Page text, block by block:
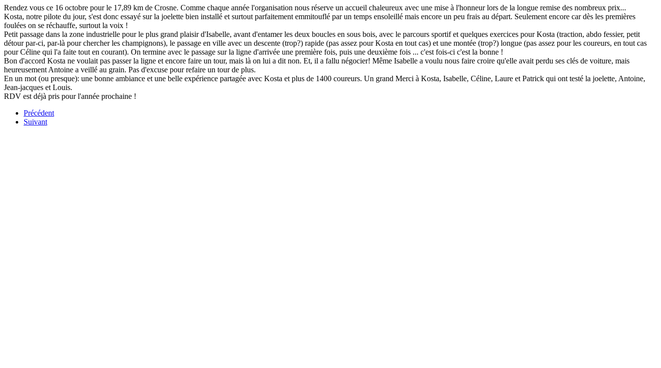
Rendez vous ce 16 octobre pour le 17,89 km de Crosne. Comme chaque année l'organisation nous réserve un accueil chaleureux avec une mise à l'honneur lors de la longue remise des nombreux prix...
Kosta, notre pilote du jour, s'est donc essayé sur la joelette bien installé et surtout parfaitement emmitouflé par un temps ensoleillé mais encore un peu frais au départ. Seulement encore car dès les premières
foulées on se réchauffe, surtout la voix !
Petit passage dans la zone industrielle pour le plus grand plaisir d'Isabelle, avant d'entamer les deux boucles en sous bois, avec le parcours sportif et quelques exercices pour Kosta (traction, abdo fessier, petit
détour par-ci, par-là pour chercher les champignons), le passage en ville avec un descente (trop?) rapide (pas assez pour Kosta en tout cas) et une montée (trop?) longue (pas assez pour les coureurs, en tout cas
pour Céline qui l'a faite tout en courant). On termine avec le passage sur la ligne d'arrivée une première fois, puis une deuxième fois ... c'est fois-ci c'est la bonne !
Bon d'accord Kosta ne voulait pas passer la ligne et encore faire un tour, mais là on lui a dit non. Et, il a fallu négocier! Même Isabelle a voulu nous faire croire qu'elle avait perdu ses clés de voiture, mais
heureusement Antoine a veillé au grain. Pas d'excuse pour refaire un tour de plus.
En un mot (ou presque): une bonne ambiance et une belle expérience partagée avec Kosta et plus de 1400 coureurs. Un grand Merci à Kosta, Isabelle, Céline, Laure et Patrick qui ont testé la joelette, Antoine,
Jean-jacques et Louis.
RDV est déjà pris pour l'année prochaine !
Précédent
Suivant